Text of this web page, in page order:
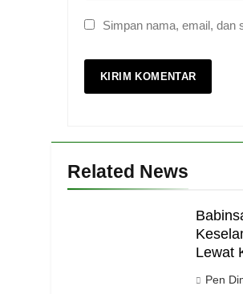
Simpan nama, email, dan
Related News
Lewat
Pen